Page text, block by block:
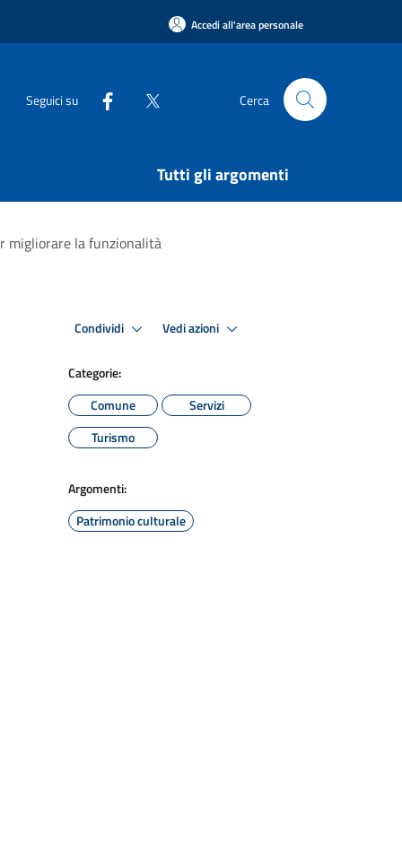
Accedi all'area personale
Seguici su Cerca
Tutti gli argomenti
migliorare la funzionalità
Condividi Vedi azioni
Categorie:
Comune
Servizi
Turismo
Argomenti:
Patrimonio culturale